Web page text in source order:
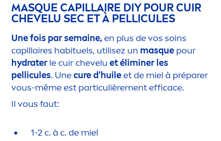
MASQUE CAPILLAIRE DIY POUR CUIR
CHEVELU SEC ET À PELLICULES
Une fois par semaine,en plus de vos soins
capillaires habituels, utilisez un masque pour
hydrater le cuir chevelu et éliminer les
pellicules. Unecure d'huileet de miel à préparer
vous-même est particulièrement efficace.
Il vous faut:
1-2 c. à c. de miel